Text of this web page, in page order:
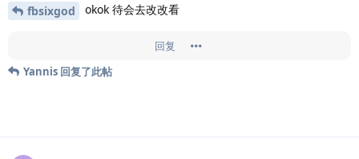
fbsixgod okok 待会去改改看
回复
Yannis 回复了此帖